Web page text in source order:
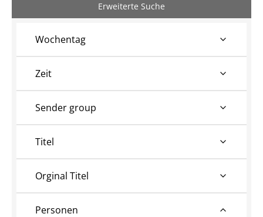
Erweiterte Suche
Wochentag
Zeit
Sender group
Titel
Orginal Titel
Personen